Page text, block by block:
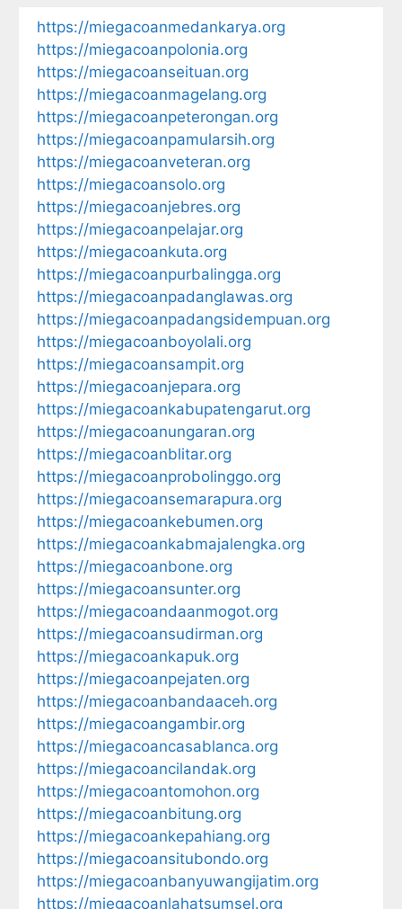
https://miegacoanmedankarya.org
https://miegacoanpolonia.org
https://miegacoanseituan.org
https://miegacoanmagelang.org
https://miegacoanpeterongan.org
https://miegacoanpamularsih.org
https://miegacoanveteran.org
https://miegacoansolo.org
https://miegacoanjebres.org
https://miegacoanpelajar.org
https://miegacoankuta.org
https://miegacoanpurbalingga.org
https://miegacoanpadanglawas.org
https://miegacoanpadangsidempuan.org
https://miegacoanboyolali.org
https://miegacoansampit.org
https://miegacoanjepara.org
https://miegacoankabupatengarut.org
https://miegacoanungaran.org
https://miegacoanblitar.org
https://miegacoanprobolinggo.org
https://miegacoansemarapura.org
https://miegacoankebumen.org
https://miegacoankabmajalengka.org
https://miegacoanbone.org
https://miegacoansunter.org
https://miegacoandaanmogot.org
https://miegacoansudirman.org
https://miegacoankapuk.org
https://miegacoanpejaten.org
https://miegacoanbandaaceh.org
https://miegacoangambir.org
https://miegacoancasablanca.org
https://miegacoancilandak.org
https://miegacoantomohon.org
https://miegacoanbitung.org
https://miegacoankepahiang.org
https://miegacoansitubondo.org
https://miegacoanbanyuwangijatim.org
https://miegacoanlahatsumsel.org